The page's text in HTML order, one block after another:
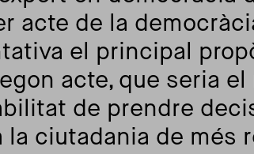
acte de la
el principal
acte, que seria
de prendre
la ciutadania de més